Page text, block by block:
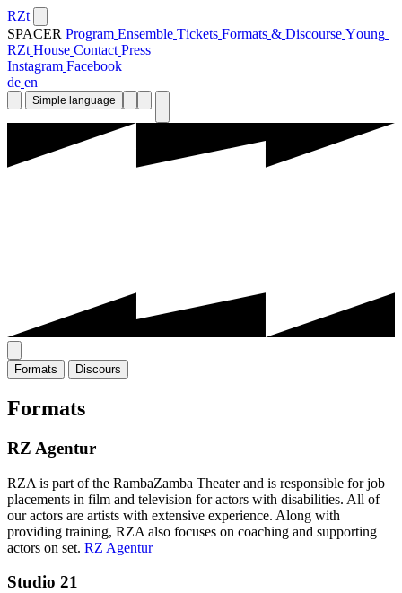
RZt
SPACER Program Ensemble Tickets Formats & Discourse Young
RZt House Contact Press
Instagram Facebook
de en
Simple language
Formats Discours
Formats
RZ Agentur
RZA is part of the RambaZamba Theater and is responsible for job
placements in film and television for actors with disabilities. All of
our actors are artists with extensive experience. Along with
providing training, RZA also focuses on coaching and supporting
actors on set. RZ Agentur
Studio 21